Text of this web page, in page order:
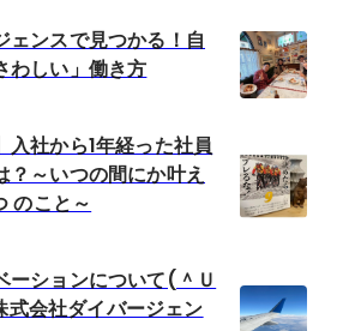
ェンスで見つかる！自
わしい」働き方
入社から1年経った社員
？～いつの間にか叶え
のこと～
ーションについて(＾Ｕ
式会社ダイバージェン